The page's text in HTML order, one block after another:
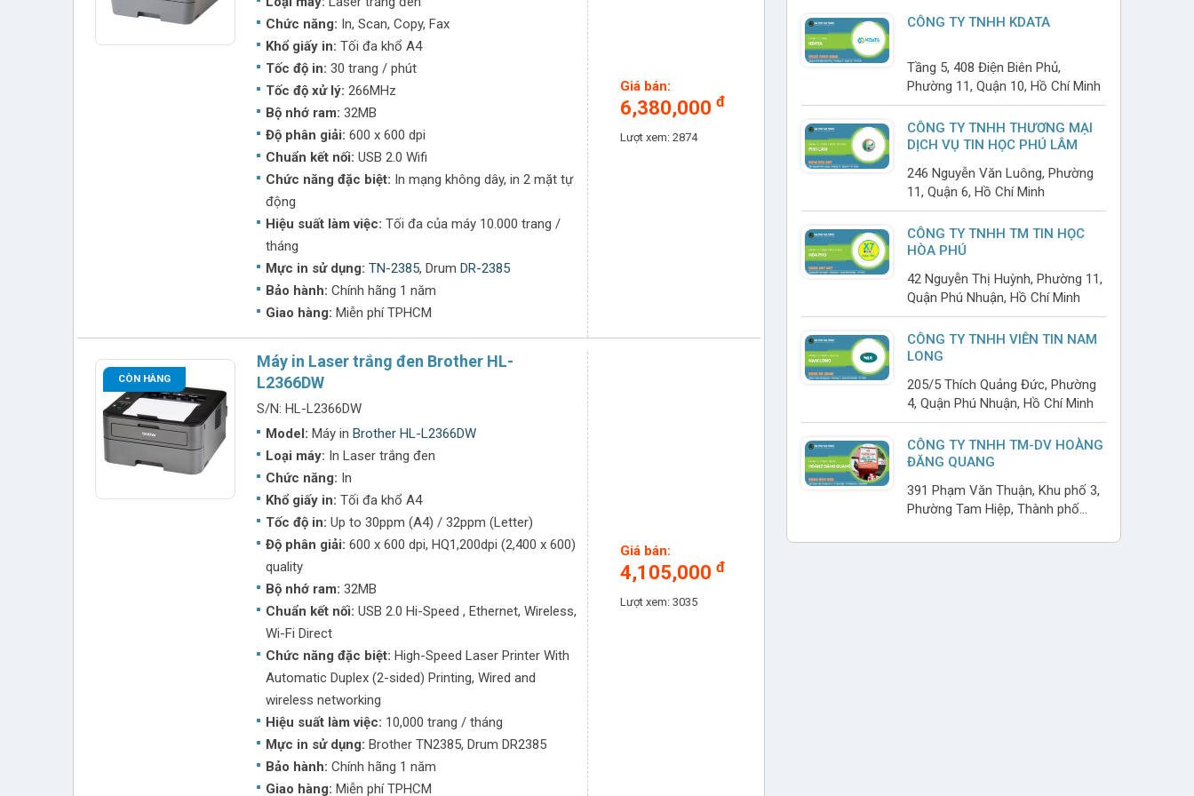
Mực in Brother TN-2385 –Lựa chọn tối ưu cho hiệu suất in ấn cao và chất lượng vượt trội!
Chức năng: In, Scan, Copy, Fax
Khổ giấy in: Tối đa khổ A4
Tốc độ in: 30 trang / phút
Tốc độ xử lý: 266MHz
Bộ nhớ ram: 32MB
Độ phân giải: 600 x 600 dpi
Chuẩn kết nối: USB 2.0 Wifi
Chức năng đặc biệt: In mạng không dây, in 2 mặt tự
động
Hiệu suất làm việc: Tối đa của máy 10.000 trang /
tháng
Mực in sử dụng: TN-2385, DrumDR-2385
Bảo hành: Chính hãng 1 năm
Giao hàng: Miễn phí TPHCM
Giá bán:
6,380,000 đ
Lượt xem: 2874
CÒN HÀNG
Máy in Laser trắng đen Brother HL-
L2366DW
S/N: HL-L2366DW
Model: Máy inBrother HL-L2366DW
Loại máy: In Laser trắng đen
Chức năng: In
Khổ giấy in: Tối đa khổ A4
Tốc độ in: Up to 30ppm (A4) / 32ppm (Letter)
Độ phân giải: 600 x 600 dpi, HQ1,200dpi (2,400 x 600)
quality
Bộ nhớ ram: 32MB
Chuẩn kết nối: USB 2.0 Hi-Speed , Ethernet, Wireless,
Wi-Fi Direct
Chức năng đặc biệt: High-Speed Laser Printer With
Automatic Duplex (2-sided) Printing, Wired and
wireless networking
Hiệu suất làm việc: 10,000 trang / tháng
Mực in sử dụng: Brother TN2385, Drum DR2385
Bảo hành: Chính hãng 1 năm
Giao hàng: Miễn phí TPHCM
Giá bán:
4,105,000 đ
Lượt xem: 3035
CÔNG TY TNHH KDATA
Tầng 5, 408 Điện Biên Phủ,
Phường 11, Quận 10, Hồ Chí Minh
CÔNG TY TNHH THƯƠNG MẠI
DỊCH VỤ TIN HỌC PHÚ LÂM
246 Nguyễn Văn Luông, Phường
11, Quận 6, Hồ Chí Minh
CÔNG TY TNHH TM TIN HỌC
HÒA PHÚ
42 Nguyễn Thị Huỳnh, Phường 11,
Quận Phú Nhuận, Hồ Chí Minh
CÔNG TY TNHH VIỄN TIN NAM
LONG
205/5 Thích Quảng Đức, Phường
4, Quận Phú Nhuận, Hồ Chí Minh
CÔNG TY TNHH TM-DV HOÀNG
ĐĂNG QUANG
391 Phạm Văn Thuận, Khu phố 3,
Phường Tam Hiệp, Thành phố